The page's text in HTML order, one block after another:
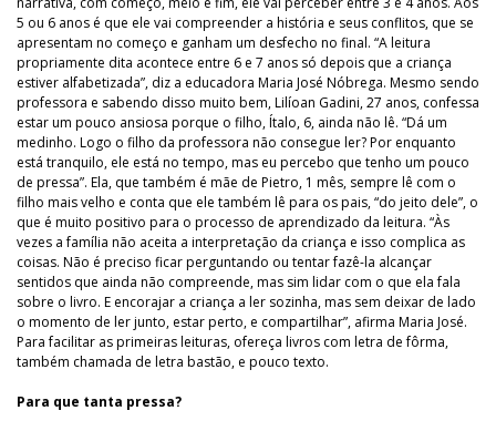
5 ou 6 anos é que ele vai compreender a história e seus conflitos, que se
apresentam no começo e ganham um desfecho no final. “A leitura
propriamente dita acontece entre 6 e 7 anos só depois que a criança
estiver alfabetizada”, diz a educadora Maria José Nóbrega. Mesmo sendo
professora e sabendo disso muito bem, Lilíoan Gadini, 27 anos, confessa
estar um pouco ansiosa porque o filho, Ítalo, 6, ainda não lê. “Dá um
medinho. Logo o filho da professora não consegue ler? Por enquanto
está tranquilo, ele está no tempo, mas eu percebo que tenho um pouco
de pressa”. Ela, que também é mãe de Pietro, 1 mês, sempre lê com o
filho mais velho e conta que ele também lê para os pais, “do jeito dele”, o
que é muito positivo para o processo de aprendizado da leitura. “Às
vezes a família não aceita a interpretação da criança e isso complica as
coisas. Não é preciso ficar perguntando ou tentar fazê-la alcançar
sentidos que ainda não compreende, mas sim lidar com o que ela fala
sobre o livro. E encorajar a criança a ler sozinha, mas sem deixar de lado
o momento de ler junto, estar perto, e compartilhar”, afirma Maria José.
Para facilitar as primeiras leituras, ofereça livros com letra de fôrma,
também chamada de letra bastão, e pouco texto.
Para que tanta pressa?